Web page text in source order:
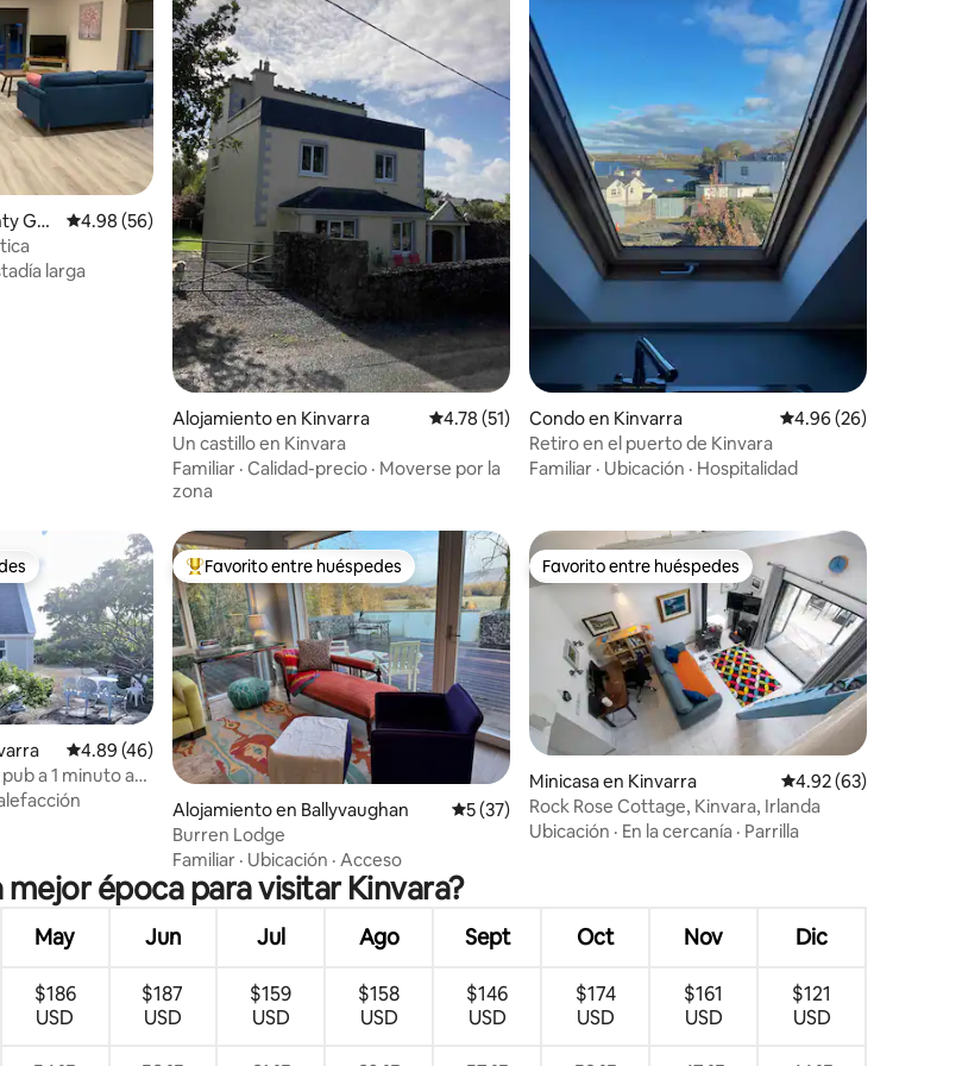
Gal
Calificación promedio: 4.98 de 5, 56 reseñas
4.98 (56)
larga
Alojamiento en Kinvarra Calificación promedio: 4.78 de 5, 51 reseñas
4.78 (51)
Un castillo en Kinvara
Familiar · Calidad-precio · Moverse por la
zona
Condo en Kinvarra Calificación
4.96 (26)
Retiro en el puerto de Kinvara
Familiar · Ubicación · Hospitalidad
Calificación promedio: 4.89 de 5, 46 reseñas
4.89 (46)
a 1 minuto a
de la playa.
Favorito entre huéspedes preferido
Favorito entre huéspedes
Alojamiento en Ballyvaughan Calificación promedio: 5 de 5, 37 reseñas
5 (37)
Burren Lodge
Familiar · Ubicación · Acceso
Favorito entre huéspedes
Favorito entre huéspedes
Minicasa en Kinvarra Calificación
4.92 (63)
Rock Rose Cottage, Kinvara, Irlanda
Ubicación · En la cercanía · Parrilla
mejor época para visitar Kinvara?
May Jun Jul Ago Sept Oct Nov Dic
$186
USD
$187
USD
$159
USD
$158
USD
$146
USD
$174
USD
$161
USD
$121
USD